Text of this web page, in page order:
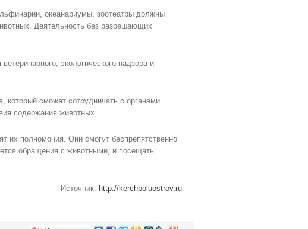
океанариумы, зоотеатры должны
Деятельность без разрешающих
экологического надзора и
который сможет сотрудничать с органами
содержания животных.
их полномочия. Они смогут беспрепятственно
обращения с животными, и посещать
Источник: http://kerchpoluostrov.ru